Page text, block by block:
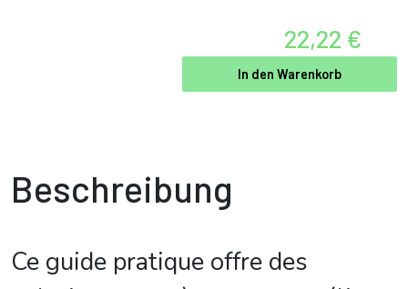
22,22 €
In den Warenkorb
Beschreibung
Ce guide pratique offre des